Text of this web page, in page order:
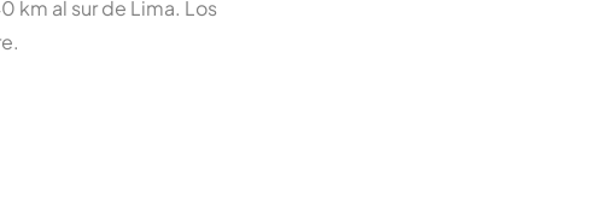
km al sur de Lima. Los